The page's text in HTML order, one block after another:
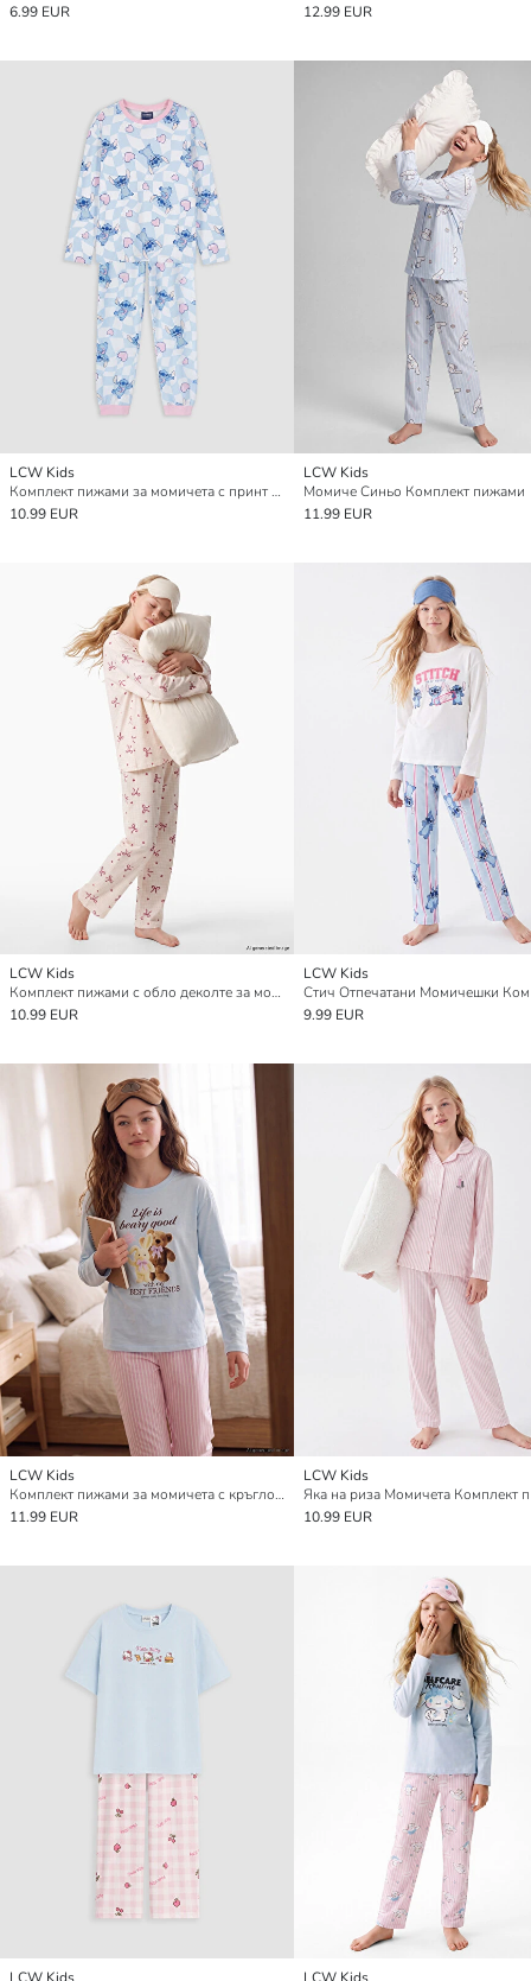
6.99 EUR
12.99 EUR
LCW Kids
Комплект пижами за момичета с принт Lilo & Stitch
10.99 EUR
LCW Kids
Момиче Синьо Комплект пижами
11.99 EUR
LCW Kids
Комплект пижами с обло деколте за момичета
10.99 EUR
LCW Kids
9.99 EUR
LCW Kids
Комплект пижами за момичета с кръгло деколте и щампа
11.99 EUR
LCW Kids
Яка на риза Момичета Комплект
10.99 EUR
LCW Kids LCW Kids